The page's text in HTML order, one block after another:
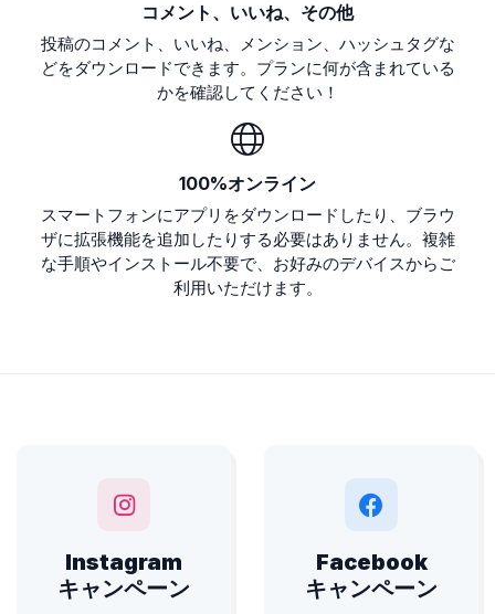
コメント、いいね、その他
投稿のコメント、いいね、メンション、ハッシュタグな
どをダウンロードできます。プランに何が含まれている
かを確認してください！
100%オンライン
スマートフォンにアプリをダウンロードしたり、ブラウ
ザに拡張機能を追加したりする必要はありません。複雑
な手順やインストール不要で、お好みのデバイスからご
利用いただけます。
Instagram
キャンペーン
Facebook
キャンペーン